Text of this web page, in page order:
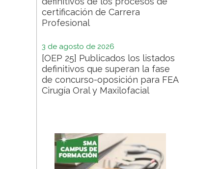
certificación de Carrera
Profesional
3 de agosto de 2026
[OEP 25] Publicados los listados
definitivos que superan la fase
de concurso-oposición para FEA
Cirugía Oral y Maxilofacial